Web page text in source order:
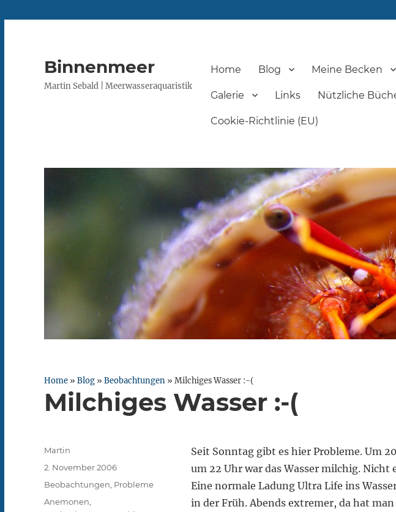
Binnenmeer
Martin Sebald | Meerwasseraquaristik
Home Blog Meine Becken
Galerie Links Nützliche
Cookie-Richtlinie (EU)
Home » Blog » Beobachtungen » Milchiges Wasser :-(
Milchiges Wasser :-(
Seit Sonntag gibt es hier Probleme. Um
um 22 Uhr war das Wasser milchig.
Eine normale Ladung Ultra Life ins
in der Früh. Abends extremer, da hat
Autor
Martin
Veröffentlicht
2. November 2006
Kategorien
Beobachtungen Probleme
Schlagwörter
Anemonen